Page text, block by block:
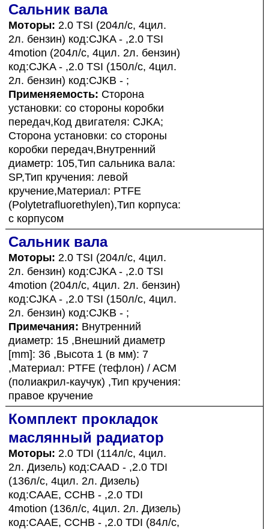
Сальник вала
Моторы: 2.0 TSI (204л/с, 4цил.
2л. бензин) код:CJKA - ,2.0 TSI
4motion (204л/с, 4цил. 2л. бензин)
код:CJKA - ,2.0 TSI (150л/с, 4цил.
2л. бензин) код:CJKB - ;
Применяемость: Сторона
установки: со стороны коробки
передач,Код двигателя: CJKA;
Сторона установки: со стороны
коробки передач,Внутренний
диаметр: 105,Тип сальника вала:
SP,Тип кручения: левой
кручение,Материал: PTFE
(Polytetrafluorethylen),Тип корпуса:
с корпусом
Сальник вала
Моторы: 2.0 TSI (204л/с, 4цил.
2л. бензин) код:CJKA - ,2.0 TSI
4motion (204л/с, 4цил. 2л. бензин)
код:CJKA - ,2.0 TSI (150л/с, 4цил.
2л. бензин) код:CJKB - ;
Примечания: Внутренний
диаметр: 15 ,Внешний диаметр
[mm]: 36 ,Высота 1 (в мм): 7
,Материал: PTFE (тефлон) / ACM
(полиакрил-каучук) ,Тип кручения:
правое кручение
Комплект прокладок
маслянный радиатор
Моторы: 2.0 TDI (114л/с, 4цил.
2л. Дизель) код:CAAD - ,2.0 TDI
(136л/с, 4цил. 2л. Дизель)
код:CAAE, CCHB - ,2.0 TDI
4motion (136л/с, 4цил. 2л. Дизель)
код:CAAE, CCHB - ,2.0 TDI (84л/с,